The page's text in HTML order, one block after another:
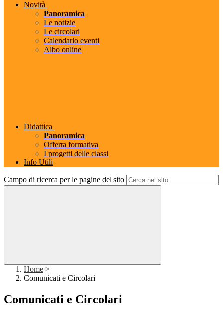
Novità
Panoramica
Le notizie
Le circolari
Calendario eventi
Albo online
Didattica
Panoramica
Offerta formativa
I progetti delle classi
Info Utili
Campo di ricerca per le pagine del sito
Home >
Comunicati e Circolari
Comunicati e Circolari